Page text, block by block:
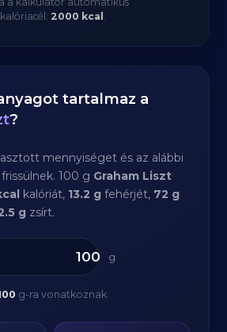
2000 kcal .
tartalmaz a
?
mennyiséget és az alábbi
100 g Graham Liszt
kalóriát, 13.2 g fehérjét, 72 g
g zsírt.
g
g-ra vonatkoznak.